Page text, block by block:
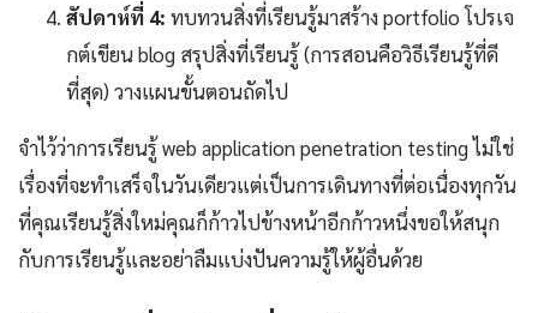
สัปดาห์ที่ 4: ทบทวนสิ่งที่เรียนรู้มาสร้าง portfolio โปรเจ
กต์เขียน blog สรุปสิ่งที่เรียนรู้ (การสอนคือวิธีเรียนรู้ที่ดี
ที่สุด) วางแผนขั้นตอนถัดไป
จำไว้ว่าการเรียนรู้ web application penetration testing ไม่ใช่
เรื่องที่จะทำเสร็จในวันเดียวแต่เป็นการเดินทางที่ต่อเนื่องทุกวัน
ที่คุณเรียนรู้สิ่งใหม่คุณก็ก้าวไปข้างหน้าอีกก้าวหนึ่งขอให้สนุก
กับการเรียนรู้และอย่าลืมแบ่งปันความรู้ให้ผู้อื่นด้วย